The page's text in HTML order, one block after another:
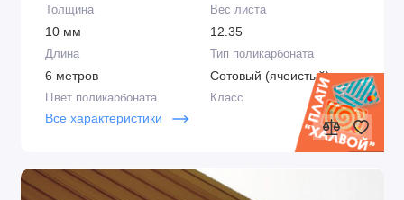
Толщина
10 мм
Вес листа
12.35
Длина
6 метров
Тип поликарбоната
Сотовый (ячеистый)
Цвет поликарбоната
Бронза
Класс
Структура Срок эксплуатации
Все характеристики